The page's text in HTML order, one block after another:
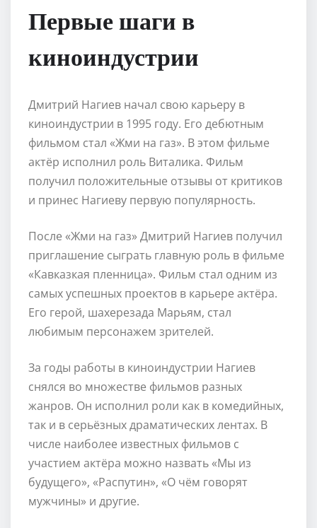
Первые шаги в
киноиндустрии
Дмитрий Нагиев начал свою карьеру в
киноиндустрии в 1995 году. Его дебютным
фильмом стал «Жми на газ». В этом фильме
актёр исполнил роль Виталика. Фильм
получил положительные отзывы от критиков
и принес Нагиеву первую популярность.
После «Жми на газ» Дмитрий Нагиев получил
приглашение сыграть главную роль в фильме
«Кавказкая пленница». Фильм стал одним из
самых успешных проектов в карьере актёра.
Его герой, шахерезада Марьям, стал
любимым персонажем зрителей.
За годы работы в киноиндустрии Нагиев
снялся во множестве фильмов разных
жанров. Он исполнил роли как в комедийных,
так и в серьёзных драматических лентах. В
числе наиболее известных фильмов с
участием актёра можно назвать «Мы из
будущего», «Распутин», «О чём говорят
мужчины» и другие.